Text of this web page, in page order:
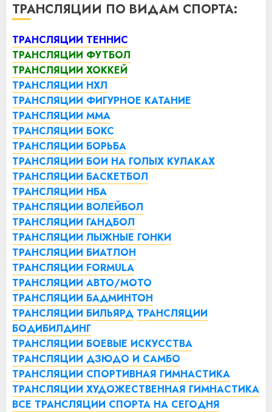
ТРАНСЛЯЦИИ ПО ВИДАМ СПОРТА:
ТРАНСЛЯЦИИ ТЕННИС
ТРАНСЛЯЦИИ ФУТБОЛ
ТРАНСЛЯЦИИ ХОККЕЙ
ТРАНСЛЯЦИИ НХЛ
ТРАНСЛЯЦИИ ФИГУРНОЕ КАТАНИЕ
ТРАНСЛЯЦИИ ММА
ТРАНСЛЯЦИИ БОКС
ТРАНСЛЯЦИИ БОРЬБА
ТРАНСЛЯЦИИ БОИ НА ГОЛЫХ КУЛАКАХ
ТРАНСЛЯЦИИ БАСКЕТБОЛ
ТРАНСЛЯЦИИ НБА
ТРАНСЛЯЦИИ ВОЛЕЙБОЛ
ТРАНСЛЯЦИИ ГАНДБОЛ
ТРАНСЛЯЦИИ ЛЫЖНЫЕ ГОНКИ
ТРАНСЛЯЦИИ БИАТЛОН
ТРАНСЛЯЦИИ FORMULA
ТРАНСЛЯЦИИ АВТО/МОТО
ТРАНСЛЯЦИИ БАДМИНТОН
ТРАНСЛЯЦИИ БИЛЬЯРД ТРАНСЛЯЦИИ
БОДИБИЛДИНГ
ТРАНСЛЯЦИИ БОЕВЫЕ ИСКУССТВА
ТРАНСЛЯЦИИ ДЗЮДО И САМБО
ТРАНСЛЯЦИИ СПОРТИВНАЯ ГИМНАСТИКА
ТРАНСЛЯЦИИ ХУДОЖЕСТВЕННАЯ ГИМНАСТИКА
ВСЕ ТРАНСЛЯЦИИ СПОРТА НА СЕГОДНЯ